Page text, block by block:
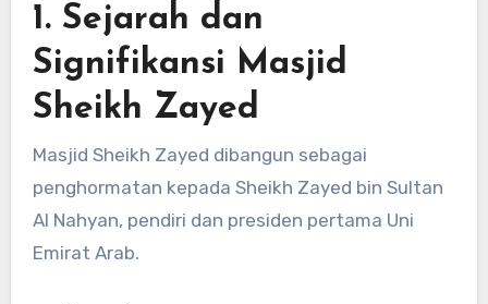
1. Sejarah dan
Signifikansi Masjid
Sheikh Zayed
Masjid Sheikh Zayed dibangun sebagai
penghormatan kepada Sheikh Zayed bin Sultan
Al Nahyan, pendiri dan presiden pertama Uni
Emirat Arab.